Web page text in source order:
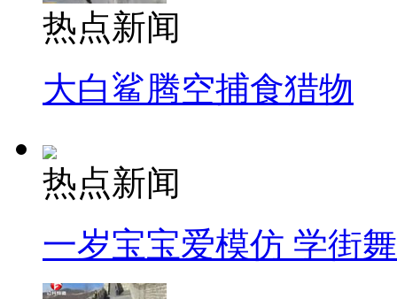
热点新闻
大白鲨腾空捕食猎物
热点新闻
一岁宝宝爱模仿 学街